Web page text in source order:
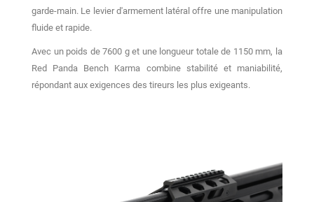
garde-main. Le levier d'armement latéral offre une manipulation
fluide et rapide.
Avec un poids de 7600 g et une longueur totale de 1150 mm, la
Red Panda Bench Karma combine stabilité et maniabilité,
répondant aux exigences des tireurs les plus exigeants.